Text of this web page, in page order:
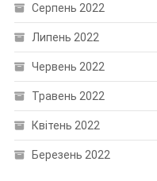
Серпень 2022
Липень 2022
Червень 2022
Травень 2022
Квітень 2022
Березень 2022